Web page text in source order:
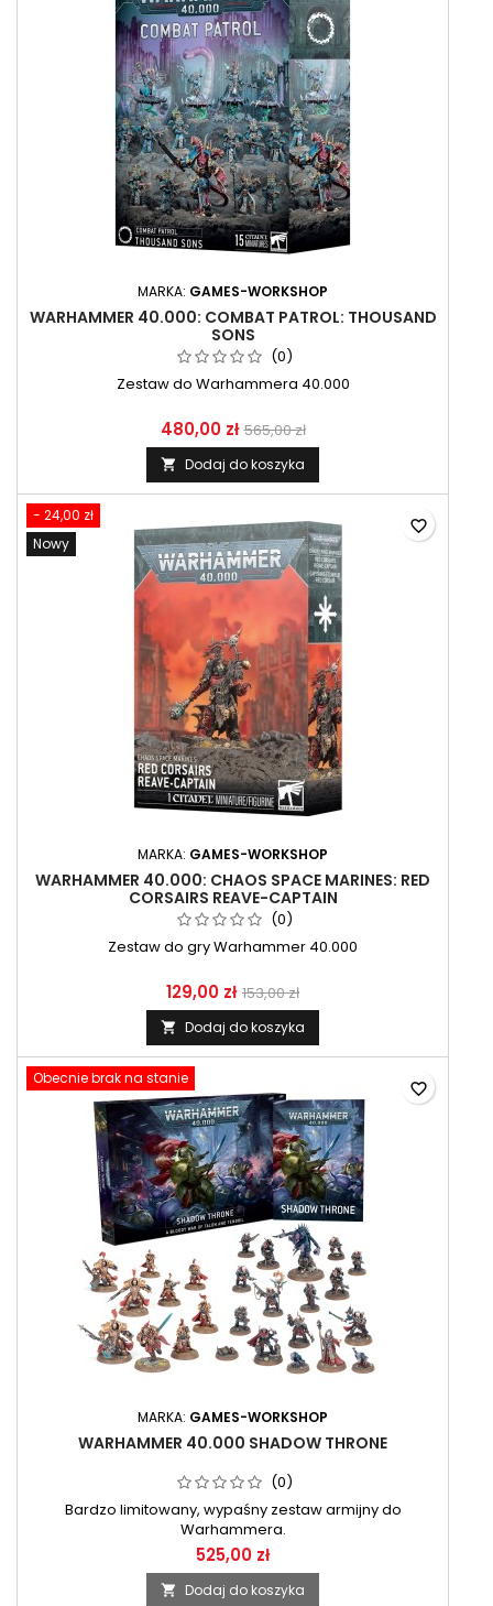
MARKA: GAMES-WORKSHOP
WARHAMMER 40.000: COMBAT PATROL: THOUSAND
SONS
(0)
Zestaw do Warhammera 40.000
480,00 zł 565,00 zł
 Dodaj do koszyka
- 24,00 zł
Nowy
MARKA: GAMES-WORKSHOP
WARHAMMER 40.000: CHAOS SPACE MARINES: RED
CORSAIRS REAVE-CAPTAIN
(0)
Zestaw do gry Warhammer 40.000
129,00 zł 153,00 zł
 Dodaj do koszyka
favorite_border
Obecnie brak na stanie
MARKA: GAMES-WORKSHOP
WARHAMMER 40.000 SHADOW THRONE
(0)
Bardzo limitowany, wypaśny zestaw armijny do
Warhammera.
525,00 zł
 Dodaj do koszyka
favorite_border